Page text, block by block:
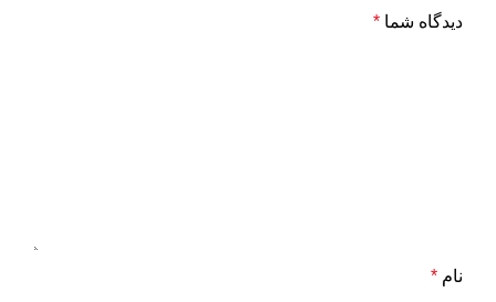
دیدگاه شما *
نام *